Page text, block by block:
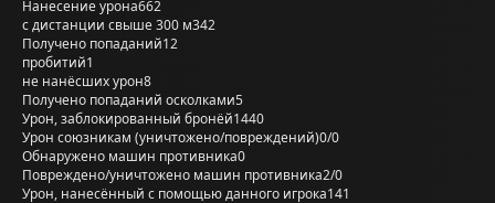
Нанесение урона662
с дистанции свыше 300 м342
Получено попаданий12
пробитий1
не нанёсших урон8
Получено попаданий осколками5
Урон, заблокированный бронёй1440
Урон союзникам (уничтожено/повреждений)0/0
Обнаружено машин противника0
Повреждено/уничтожено машин противника2/0
Урон, нанесённый с помощью данного игрока141